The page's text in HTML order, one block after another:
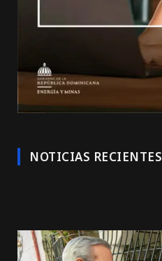
NOTICIAS RECIENTES